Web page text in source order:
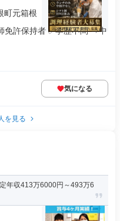
町元箱根
免許保持者 ✅学歴不問 ⇒中
気になる
を見る
年収413万6000円～493万6